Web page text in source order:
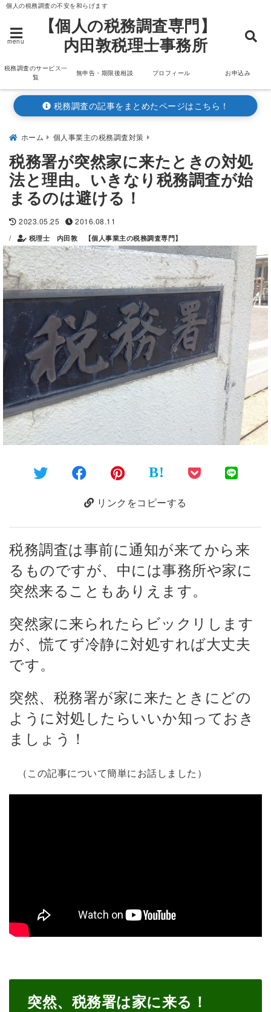
個人の税務調査の不安を和らげます
menu
【個人の税務調査専門】
内田敦税理士事務所
税務調査のサービス一
覧
無申告・期限後相談 プロフィール お申込み
税務調査の記事をまとめたページはこちら！
ホーム 個人事業主の税務調査対策
税務署が突然家に来たときの対処
法と理由。いきなり税務調査が始
まるのは避ける！
2023.05.25
2016.08.11
/
税理士 内田敦 【個人事業主の税務調査専門】
B!
リンクをコピーする
税務調査は事前に通知が来てから来
るものですが、中には事務所や家に
突然来ることもありえます。
突然家に来られたらビックリします
が、慌てず冷静に対処すれば大丈夫
です。
突然、税務署が家に来たときにどの
ように対処したらいいか知っておき
ましょう！
（この記事について簡単にお話しました）
突然、税務署は家に来る！